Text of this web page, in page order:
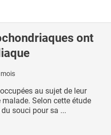
ont
au sujet de leur
malade. Selon cette étude
souci pour sa ...